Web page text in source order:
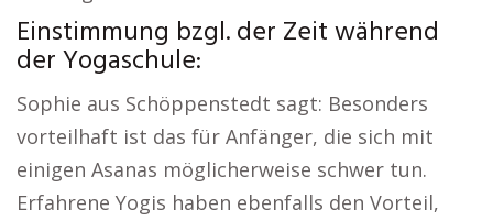
Einstimmung bzgl. der Zeit während
der Yogaschule:
Sophie aus Schöppenstedt sagt: Besonders
vorteilhaft ist das für Anfänger, die sich mit
einigen Asanas möglicherweise schwer tun.
Erfahrene Yogis haben ebenfalls den Vorteil,